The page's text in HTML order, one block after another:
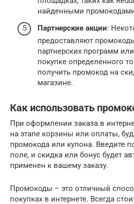
найденными
Партнерские акции:
предоставляют
партнерских программ
покупке определенного
получить промокод на
магазине.
Как использовать
При оформлении заказа в
на этапе корзины или оплаты,
промокода или купона. Введите
поле, и скидка или бонус будет
применен к вашему заказу.
Промокоды – это отличный
покупках в интернете. Всегда